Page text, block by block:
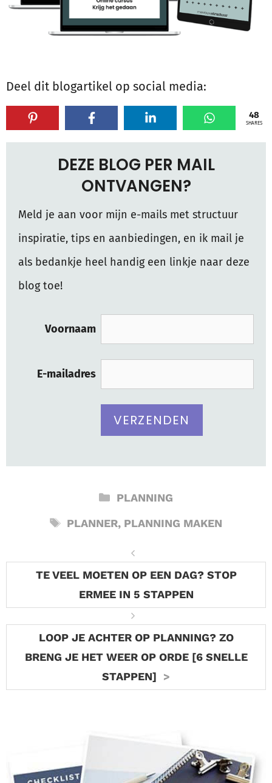
Deel dit blogartikel op social media:
48
SHARES
DEZE BLOG PER MAIL
ONTVANGEN?
Meld je aan voor mijn e-mails met structuur
inspiratie, tips en aanbiedingen, en ik mail je
als bedankje heel handig een linkje naar deze
blog toe!
Voornaam
E-mailadres
CATEGORIEËN
PLANNING
TAGS
PLANNER, PLANNING MAKEN
TE VEEL MOETEN OP EEN DAG? STOP
ERMEE IN 5 STAPPEN
LOOP JE ACHTER OP PLANNING? ZO
BRENG JE HET WEER OP ORDE [6 SNELLE
STAPPEN]